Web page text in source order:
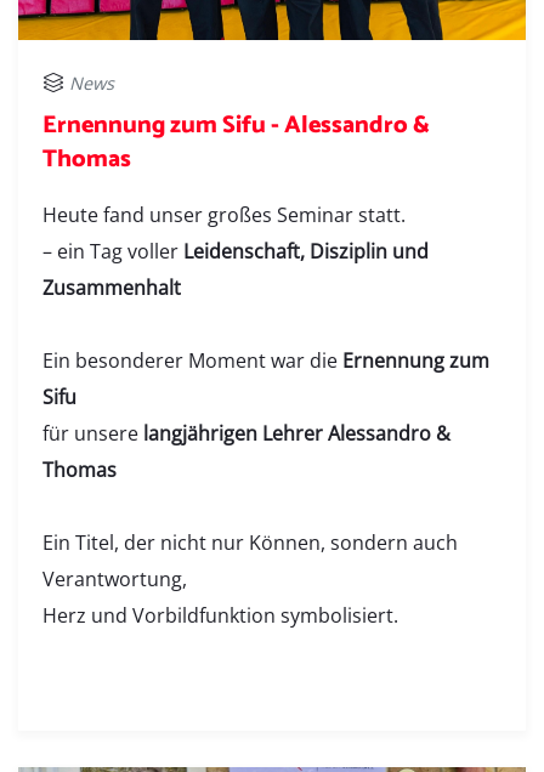
News
Ernennung zum Sifu - Alessandro &
Thomas
Heute fand unser großes Seminar statt.
– ein Tag voller Leidenschaft, Disziplin und
Zusammenhalt
Ein besonderer Moment war die Ernennung zum
Sifu
für unsere langjährigen Lehrer Alessandro &
Thomas
Ein Titel, der nicht nur Können, sondern auch
Verantwortung,
Herz und Vorbildfunktion symbolisiert.